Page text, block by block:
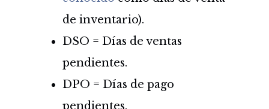
de inventario).
DSO = Días de ventas
pendientes.
DPO = Días de pago
pendientes.